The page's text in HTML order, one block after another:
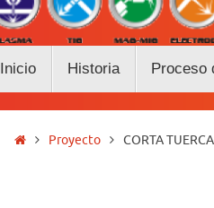
Inicio Historia Proceso
InicioProyecto CORTA